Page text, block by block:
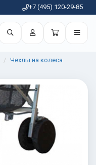
+7 (495) 120-29-85
Чехлы на колеса